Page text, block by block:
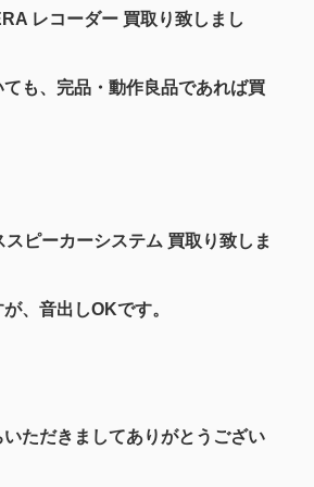
レコーダー 買取り致しまし
も、完品・動作良品であれば買
ピーカーシステム 買取り致しま
、音出しOKです。
ただきましてありがとうござい